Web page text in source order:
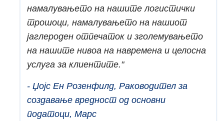
намалувањето на нашите логистички
трошоци, намалувањето на нашиот
јаглероден отпечаток и зголемувањето
на нашите нивоа на навремена и целосна
услуга за клиентите."
- Џојс Ен Розенфилд, Раководител за
создавање вредност од основни
податоци, Марс